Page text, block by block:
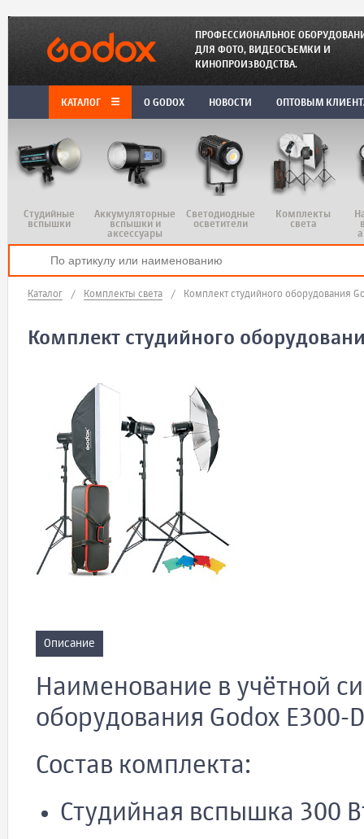
ПРОФЕССИОНАЛЬНОЕ
ДЛЯ ФОТО, ВИДЕОСЪЕМКИ И
КИНОПРОИЗВОДСТВА.
КАТАЛОГ O GODOX НОВОСТИ ОПТОВЫМ
Студийные
вспышки
Аккумуляторные
вспышки и
аксессуары
Светодиодные
осветители
Комплекты
света
Каталог / Комплекты света / Комплект студийного оборудования
Комплект студийного
Описание
Наименование в учётной
оборудования Godox E300-D
Состав комплекта:
Студийная вспышка 300